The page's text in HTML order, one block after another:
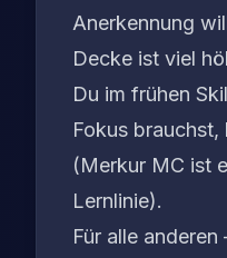
Anerkennung
Decke ist viel
Du im frühen
Fokus brauchst,
(Merkur MC ist
Lernlinie).
Für alle